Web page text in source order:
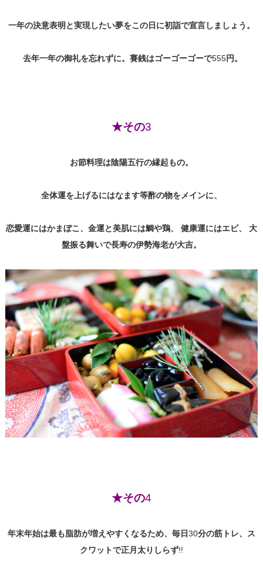
一年の決意表明と実現したい夢をこの日に初詣で宣言しましょう。
去年一年の御礼を忘れずに。賽銭はゴーゴーゴーで555円。
★その3
お節料理は陰陽五行の縁起もの。
全体運を上げるにはなます等酢の物をメインに、
恋愛運にはかまぼこ、金運と美肌には鯛や鶏、 健康運にはエビ、
大
盤振る舞いで長寿の伊勢海老が大吉。
★その4
年末年始は最も脂肪が増えやすくなるため、毎日30分の筋トレ、ス
クワットで正月太りしらず!!